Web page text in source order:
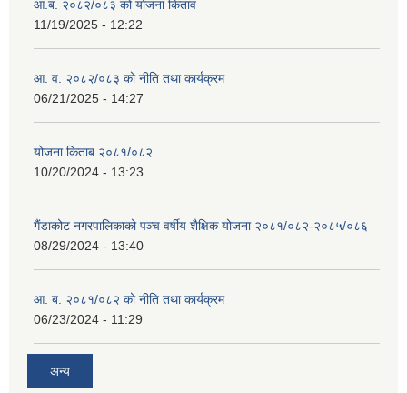
आ.ब. २०८२/०८३ को योजना किताव
11/19/2025 - 12:22
आ. व. २०८२/०८३ को नीति तथा कार्यक्रम
06/21/2025 - 14:27
योजना किताब २०८१/०८२
10/20/2024 - 13:23
गैंडाकोट नगरपालिकाको पञ्च वर्षीय शैक्षिक योजना २०८१/०८२-२०८५/०८६
08/29/2024 - 13:40
आ. ब. २०८१/०८२ को नीति तथा कार्यक्रम
06/23/2024 - 11:29
अन्य